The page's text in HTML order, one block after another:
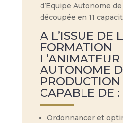
d’Equipe Autonome
découpée en 11
A L’ISSUE DE
FORMATION
L’ANIMATEUR
AUTONOME
PRODUCTION
CAPABLE DE :
Ordonnancer et